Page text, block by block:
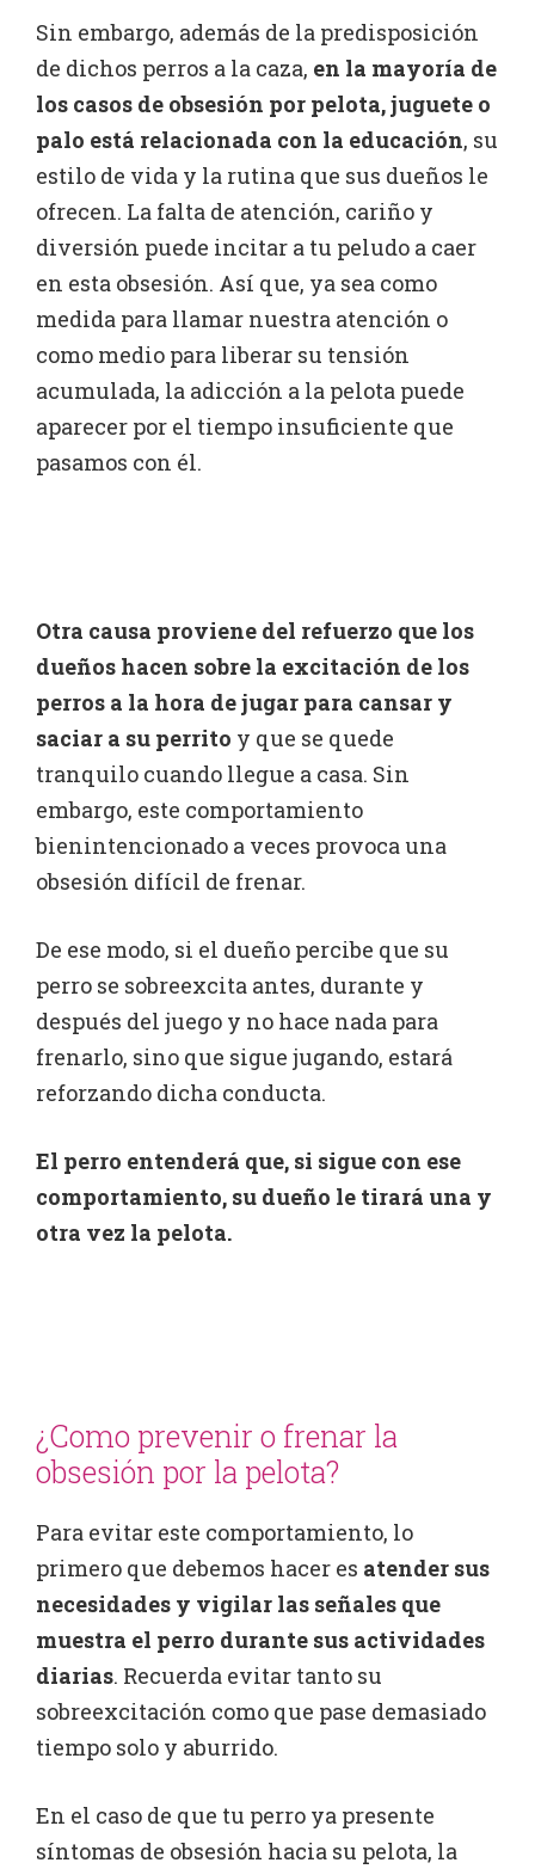
Sin embargo, además de la predisposición
de dichos perros a la caza, en la mayoría de
los casos de obsesión por pelota, juguete o
palo está relacionada con la educación, su
estilo de vida y la rutina que sus dueños le
ofrecen. La falta de atención, cariño y
diversión puede incitar a tu peludo a caer
en esta obsesión. Así que, ya sea como
medida para llamar nuestra atención o
como medio para liberar su tensión
acumulada, la adicción a la pelota puede
aparecer por el tiempo insuficiente que
pasamos con él.
Otra causa proviene del refuerzo que los
dueños hacen sobre la excitación de los
perros a la hora de jugar para cansar y
saciar a su perrito y que se quede
tranquilo cuando llegue a casa. Sin
embargo, este comportamiento
bienintencionado a veces provoca una
obsesión difícil de frenar.
De ese modo, si el dueño percibe que su
perro se sobreexcita antes, durante y
después del juego y no hace nada para
frenarlo, sino que sigue jugando, estará
reforzando dicha conducta.
El perro entenderá que, si sigue con ese
comportamiento, su dueño le tirará una y
otra vez la pelota.
¿Como prevenir o frenar la
obsesión por la pelota?
Para evitar este comportamiento, lo
primero que debemos hacer es atender sus
necesidades y vigilar las señales que
muestra el perro durante sus actividades
diarias. Recuerda evitar tanto su
sobreexcitación como que pase demasiado
tiempo solo y aburrido.
En el caso de que tu perro ya presente
síntomas de obsesión hacia su pelota, la